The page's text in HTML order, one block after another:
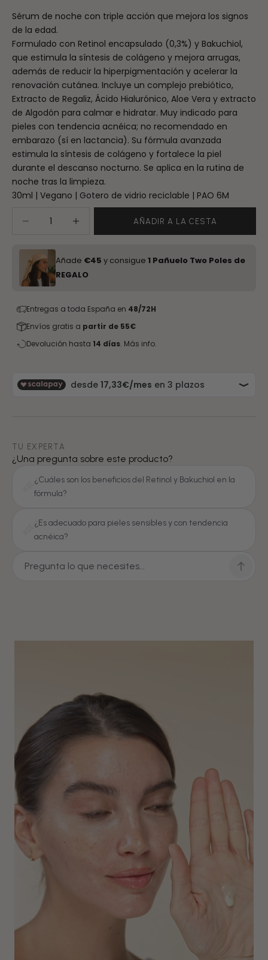
Sérum de noche con triple acción que mejora los signos
de la edad.
Formulado con Retinol encapsulado (0,3%) y Bakuchiol,
que estimula la síntesis de colágeno y mejora arrugas,
además de reducir la hiperpigmentación y acelerar la
renovación cutánea. Incluye un complejo prebiótico,
Extracto de Regaliz, Ácido Hialurónico, Aloe Vera y extracto
de Algodón para calmar e hidratar. Muy indicado para
pieles con tendencia acnéica; no recomendado en
embarazo (sí en lactancia). Su fórmula avanzada
estimula la síntesis de colágeno y fortalece la piel
durante el descanso nocturno. Se aplica en la rutina de
noche tras la limpieza.
30ml | Vegano | Gotero de vidrio reciclable | PAO 6M
Aumentar cantidad
AÑADIR A LA CESTA
Añade €45 y consigue 1 Pañuelo Two Poles de
REGALO
Entregas a toda España en 48/72H
Envíos gratis a partir de 55€
Devolución hasta 14 días. Más info.
TU EXPERTA
¿Una pregunta sobre este producto?
¿Cuáles son los beneficios del Retinol y Bakuchiol en la
fórmula?
¿Es adecuado para pieles sensibles y con tendencia
acnéica?